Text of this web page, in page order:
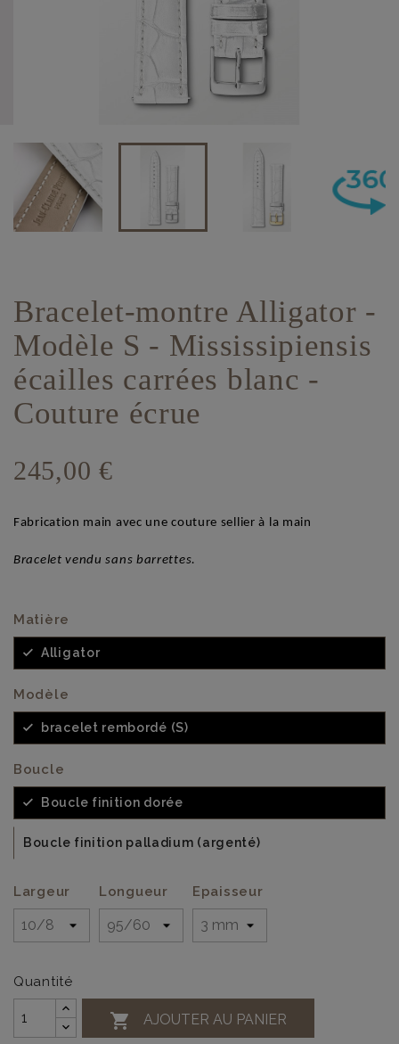
Bracelet-montre Alligator -
Modèle S - Mississipiensis
écailles carrées blanc -
Couture écrue
245,00 €
Fabrication main avec une couture sellier à la main
Bracelet vendu sans barrettes.
Matière
Alligator
Modèle
bracelet rembordé (S)
Boucle
Boucle finition dorée
Boucle finition palladium (argenté)
Largeur Longueur Epaisseur
Quantité
 AJOUTER AU PANIER